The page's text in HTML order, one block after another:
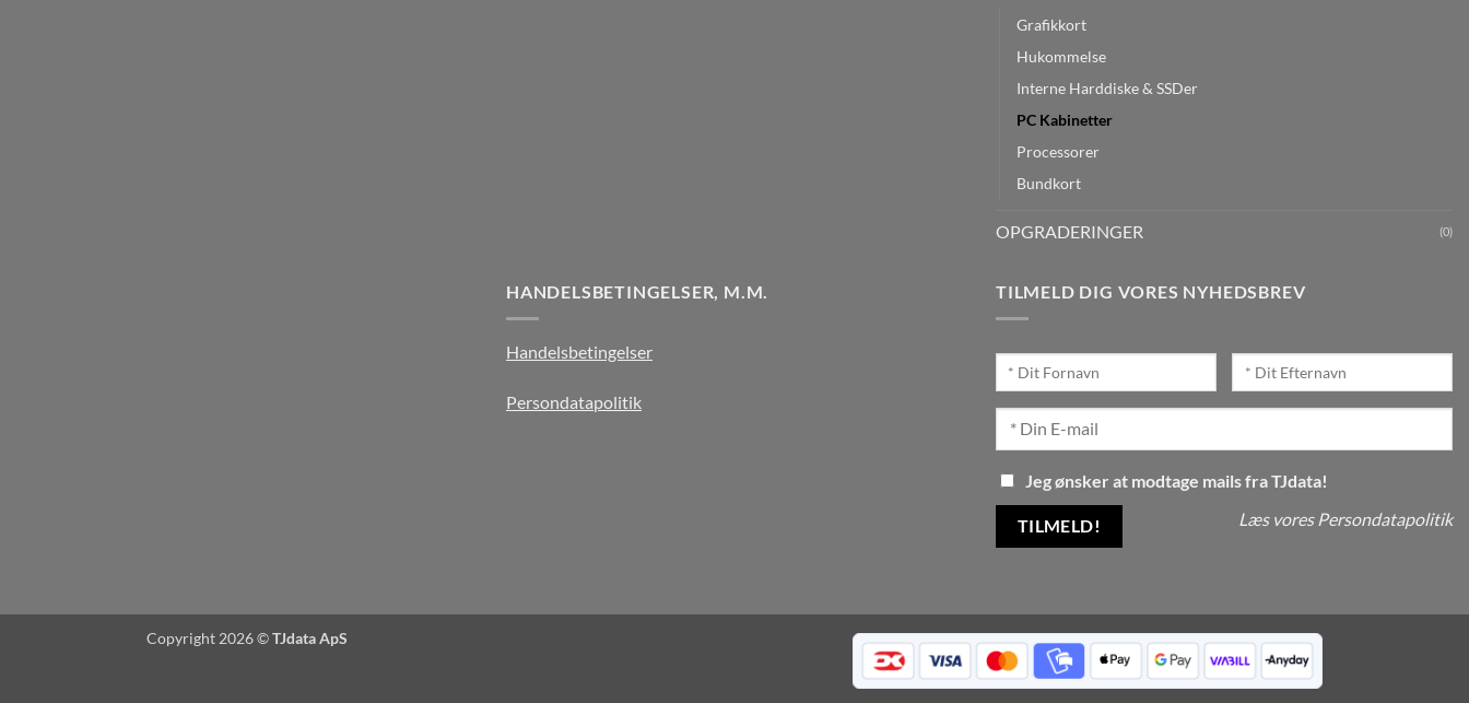
Grafikkort
Hukommelse
Interne Harddiske & SSDer
PC Kabinetter
Processorer
Bundkort
OPGRADERINGER (0)
HANDELSBETINGELSER, M.M.
Handelsbetingelser
Persondatapolitik
TILMELD DIG VORES NYHEDSBREV
Jeg ønsker at modtage mails fra TJdata!
Læs vores Persondatapolitik
Copyright 2026 ©TJdata ApS